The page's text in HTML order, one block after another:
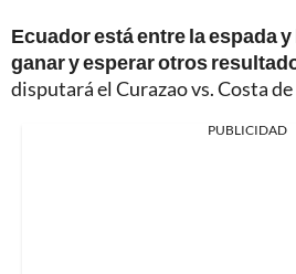
Ecuador está entre la espada
ganar y esperar otros
disputará el Curazao vs. Costa
PUBLICIDAD